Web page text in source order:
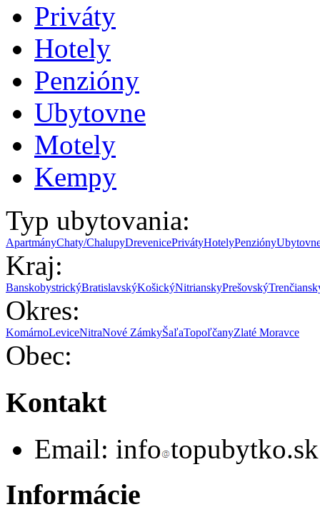
Priváty
Hotely
Penzióny
Ubytovne
Motely
Kempy
Typ ubytovania:
ApartmányChaty/ChalupyDrevenicePrivátyHotelyPenzióny
Kraj:
BanskobystrickýBratislavskýKošickýNitrianskyPrešovský
Okres:
KomárnoLeviceNitraNové ZámkyŠaľaTopoľčanyZlaté Moravce
Obec:
Kontakt
Email: info topubytko.sk
Informácie